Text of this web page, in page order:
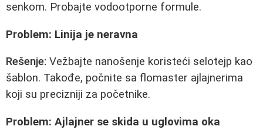
senkom. Probajte vodootporne formule.
Problem: Linija je neravna
Rešenje: Vežbajte nanošenje koristeći selotejp kao
šablon. Takođe, počnite sa flomaster ajlajnerima
koji su precizniji za početnike.
Problem: Ajlajner se skida u uglovima oka